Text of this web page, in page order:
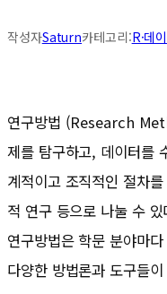
작성자Saturn카테고리:R·데
연구방법 (Research
제를 탐구하고, 데이터를
계적이고 조직적인 절차
적 연구 등으로 나눌 수 있
연구방법은 학문 분야마
다양한 방법론과 도구들